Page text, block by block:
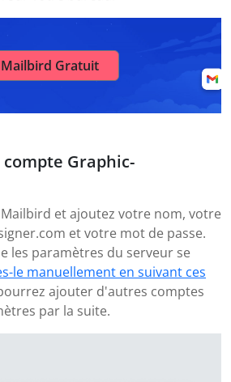
Mailbird Gratuit
Graphic-
et ajoutez votre nom, votre
et votre mot de passe.
les paramètres du serveur se
le manuellement en suivant ces
ajouter d'autres comptes
par la suite.